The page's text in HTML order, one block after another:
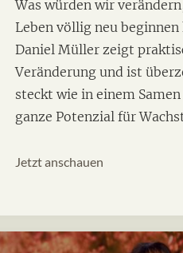
Was würden wir
Leben völlig neu beginnen
Daniel Müller zeigt
Veränderung und ist
steckt wie in einem Samen
ganze Potenzial für
Jetzt anschauen